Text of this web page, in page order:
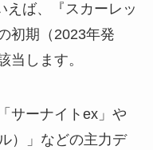
えば、『スカーレッ
初期（2023年発
当します。
サーナイトex」や
）」などの主力デ